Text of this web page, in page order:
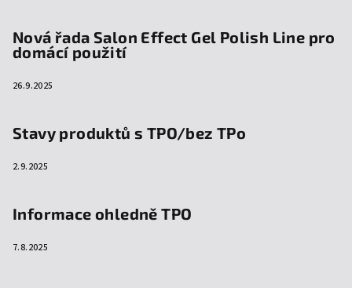
Nová řada Salon Effect Gel Polish Line pro
domácí použití
26.9.2025
Stavy produktů s TPO/bez TPo
2.9.2025
Informace ohledně TPO
7.8.2025